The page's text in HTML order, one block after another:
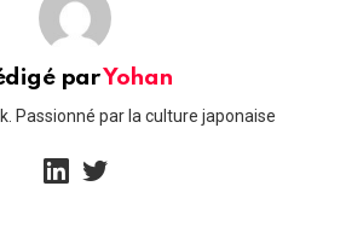
parYohan
Passionné par la culture japonaise